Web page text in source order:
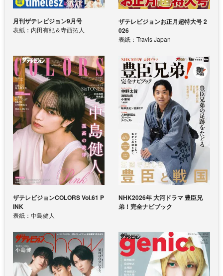
月刊ザテレビジョン9月号
表紙：内田有紀＆寺西拓人
ザテレビジョンお正月超特大号 2
026
表紙：Travis Japan
ザテレビジョンCOLORS Vol.61 P
INK
表紙：中島健人
NHK2026年 大河ドラマ 豊臣兄
弟！完全ナビブック